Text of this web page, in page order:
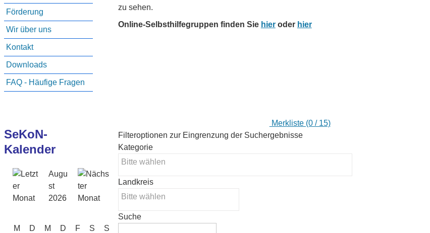
Förderung
Wir über uns
Kontakt
Downloads
FAQ - Häufige Fragen
SeKoN-
Kalender
Augu
st
2026
M
D
M
D
F
S
S
zu sehen.
Online-Selbsthilfegruppen finden Sie hieroder hier
Merkliste (0 / 15)
Filteroptionen zur Eingrenzung der Suchergebnisse
Kategorie
Landkreis
Suche